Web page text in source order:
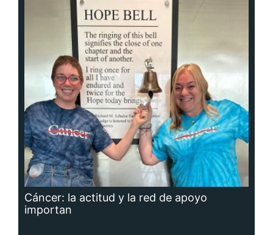
Cáncer: la actitud y la red de apoyo
importan